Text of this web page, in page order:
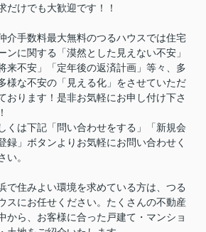
だけでも大歓迎です！！
介手数料最大無料のつるハウスでは住宅
ンに関する「漠然とした見えない不安」
将来不安」「定年後の返済計画」等々、多
様な不安の「見える化」をさせていただ
おります！是非お気軽にお申し付け下さ
くは下記「問い合わせをする」「新規会
録」ボタンよりお気軽にお問い合わせく
い。
で住みよい環境を求めている方は、つる
スにお任せください。たくさんの不動産
から、お客様に合った戸建て・マンショ